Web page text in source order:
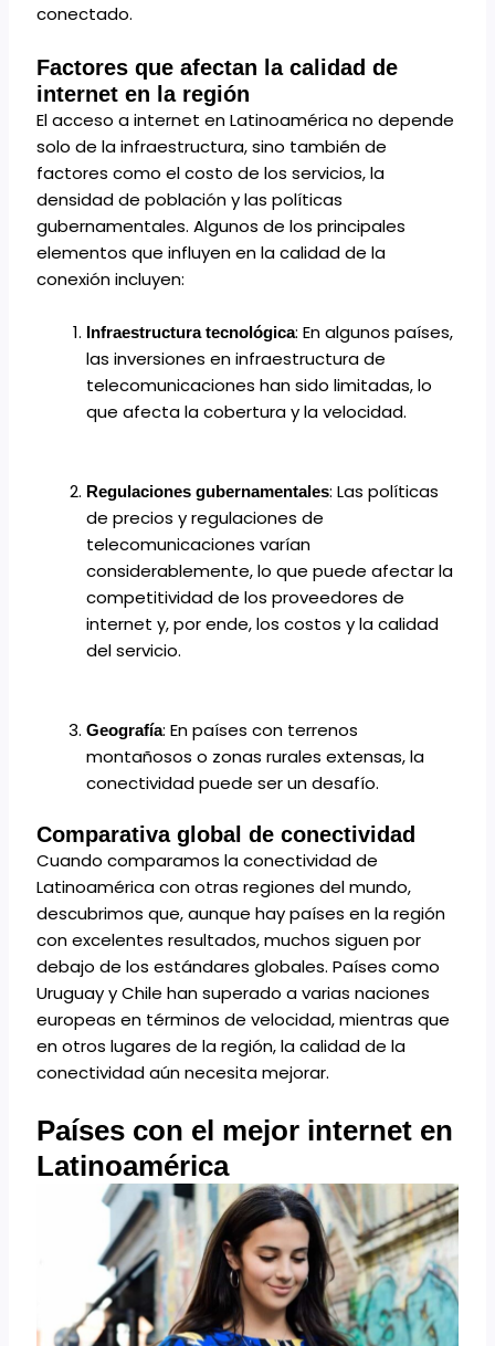
conectado.
Factores que afectan la calidad de
internet en la región
El acceso a internet en Latinoamérica no depende
solo de la infraestructura, sino también de
factores como el costo de los servicios, la
densidad de población y las políticas
gubernamentales. Algunos de los principales
elementos que influyen en la calidad de la
conexión incluyen:
Infraestructura tecnológica: En algunos países,
las inversiones en infraestructura de
telecomunicaciones han sido limitadas, lo
que afecta la cobertura y la velocidad.
Regulaciones gubernamentales: Las políticas
de precios y regulaciones de
telecomunicaciones varían
considerablemente, lo que puede afectar la
competitividad de los proveedores de
internet y, por ende, los costos y la calidad
del servicio.
Geografía: En países con terrenos
montañosos o zonas rurales extensas, la
conectividad puede ser un desafío.
Comparativa global de conectividad
Cuando comparamos la conectividad de
Latinoamérica con otras regiones del mundo,
descubrimos que, aunque hay países en la región
con excelentes resultados, muchos siguen por
debajo de los estándares globales. Países como
Uruguay y Chile han superado a varias naciones
europeas en términos de velocidad, mientras que
en otros lugares de la región, la calidad de la
conectividad aún necesita mejorar.
Países con el mejor internet en
Latinoamérica